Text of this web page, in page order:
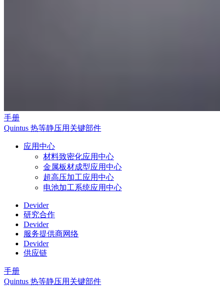
手册
Quintus 热等静压用关键部件
应用中心
材料致密化应用中心
金属板材成型应用中心
超高压加工应用中心
电池加工系统应用中心
Devider
研究合作
Devider
服务提供商网络
Devider
供应链
手册
Quintus 热等静压用关键部件